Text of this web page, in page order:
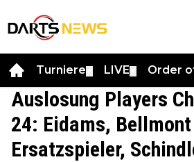
Turniere LIVE Order
Auslosung Players
24: Eidams,
Ersatzspieler,